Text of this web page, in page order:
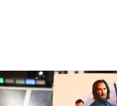
イベント・グッズ
YouTube
会社情報